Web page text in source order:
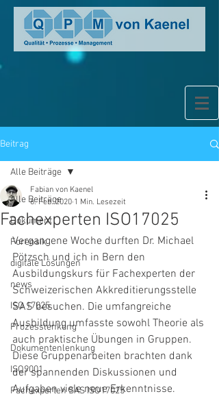
Beitrag
Alle Beiträge
Dokument
Forensik
digitale Lösungen
news
ISO 17025
Prozesslenkung
Dokumentenlenkung
ISO9001
Fachexperten SAS ISO17025
Alle Beiträge
Fachexperten ISO17025
Fabian von Kaenel
6. Feb. 2020 1 Min. Lesezeit
Vergangene Woche durften Dr. Michael
Pötzsch und ich in Bern den
Ausbildungskurs für Fachexperten der
Schweizerischen Akkreditierungsstelle
SAS besuchen. Die umfangreiche
Ausbildung umfasste sowohl Theorie als
auch praktische Übungen in Gruppen.
Diese Gruppenarbeiten brachten dank
der spannenden Diskussionen und
Aufgaben viele neue Erkenntnisse.